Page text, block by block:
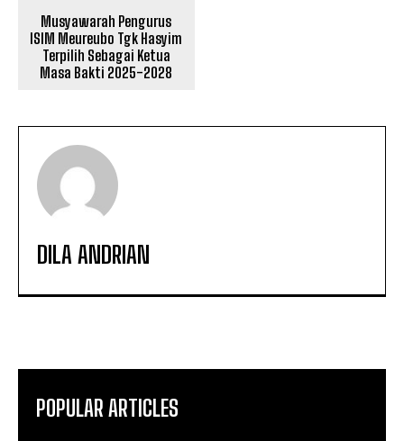
Musyawarah Pengurus
ISIM Meureubo Tgk Hasyim
Terpilih Sebagai Ketua
Masa Bakti 2025-2028
DILA ANDRIAN
POPULAR ARTICLES